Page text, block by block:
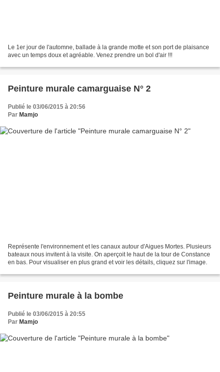
Le 1er jour de l'automne, ballade à la grande motte et son port de plaisance
avec un temps doux et agréable. Venez prendre un bol d'air !!!
Peinture murale camarguaise N° 2
Publié le 03/06/2015 à 20:56
Par Mamjo
Représente l'environnement et les canaux autour d'Aigues Mortes. Plusieurs
bateaux nous invitent à la visite. On aperçoit le haut de la tour de Constance
en bas. Pour visualiser en plus grand et voir les détails, cliquez sur l'image.
Peinture murale à la bombe
Publié le 03/06/2015 à 20:55
Par Mamjo